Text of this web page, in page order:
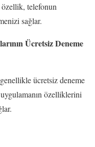
telefonun
sağlar.
Ücretsiz Deneme
ücretsiz deneme
özelliklerini